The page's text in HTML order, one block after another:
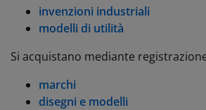
invenzioni industriali
modelli di utilità
Si acquistano mediante
marchi
disegni e modelli